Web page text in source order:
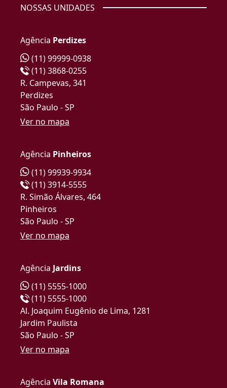
NOSSAS UNIDADES
Agência Perdizes
(11) 99999-0938
(11) 3868-0255
R. Campevas, 341
Perdizes
São Paulo - SP
Ver no mapa
Agência Pinheiros
(11) 99939-9934
(11) 3914-5555
R. Simão Álvares, 464
Pinheiros
São Paulo - SP
Ver no mapa
Agência Jardins
(11) 5555-1000
(11) 5555-1000
Al. Joaquim Eugênio de Lima, 1281
Jardim Paulista
São Paulo - SP
Ver no mapa
Agência Vila Romana